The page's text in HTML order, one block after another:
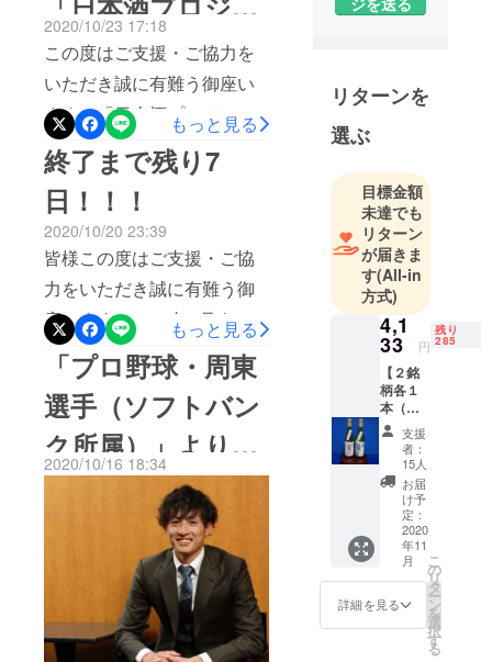
願いします！「日本酒プロ
ジェクト2020」運営事務局
株式会社Agnavi玄成秀
クト２０２０」 が
スタートしたの
か。
2020/10/23 17:18
この度はご支援・ご協力を
いただき誠に有難う御座い
ます。「日本酒プロジェク
ト2020」を起案し､運営事務
局長を務める㈱Agnaviの代
表で現東京農大院博士課程
の玄です。2020年9月より
開始しました日本酒プロ
ジェクトも終了まで残り3日
となりました。現在、本プ
ロジェクトは1500名近い方
（第一弾と第二弾を合わせ
ると2300名）よりご支援を
頂いております。ご支援頂
いた皆様には大変､感謝申し
上げます（進捗詳細） 「日
本酒プロジェクト2020」の
発端は、2020年4月に遡り
ます。東京農大の仲間で実
家が蔵元の醸造科学科の学
もっと見る
終了まで残り7
日！！！
2020/10/20 23:39
皆様この度はご支援・ご協
力をいただき誠に有難う御
座います。2020年9月より
開始しました日本酒プロ
ジェクトも終了まで残り7日
となりました。皆様のご支
援が、コロナ禍で苦しむ全
国の酒蔵様の力となってお
ります。引き続き宜しくお
願い致します。プロジェク
ト詳細：こちら「日本酒プ
ロジェクト2020」運営事務
局
もっと見る
「プロ野球・周東
選手（ソフトバン
ク所属）」より応
援の声を頂きまし
2020/10/16 18:34
リターンを
選ぶ
目標金額
未達でも
リターン
が届きま
す(All-in
方式)
4,1
33 円
残り
285
【２銘
柄各１
本（計
２
本）】
銘柄
①：元
文 花
酵母・
さくら
（本醸
造）
（左）
銘柄
②：元
文 花
支援
者：
15人
お届
け予
定：
2020
年11
月
詳細を見る
こ
の
リ
タ
ー
ン
を
選
択
す
る